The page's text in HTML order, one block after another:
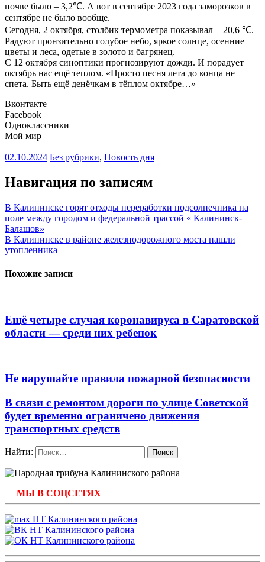
почве было – 3,2℃. А вот в сентябре 2023 года заморозков в
сентябре не было вообще.
Сегодня, 2 октября, столбик термометра показывал + 20,6 ℃.
Радуют пронзительно голубое небо, яркое солнце, осенние
цветы и леса, одетые в золото и багрянец.
С 12 октября синоптики прогнозируют дожди. И порадует
октябрь нас ещё теплом. «Просто песня лета до конца не
спета. Быть ещё денёчкам в тёплом октябре…»
Вконтакте
Facebook
Одноклассники
Мой мир
02.10.2024 Без рубрики, Новость дня
Навигация по записям
В Калининске горят отходы переработки подсолнечника на
поле между городом и федеральной трассой « Калининск-
Балашов»
В Калининске в районе железнодорожного моста нашли
утопленника
Похожие записи
Ещё четыре случая коронавируса в Саратовской
области — среди них ребенок
Не нарушайте правила пожарной безопасности
В связи с ремонтом дороги по улице Советской
будет временно ограничено движения
транспортных средств
Найти:
МЫ В СОЦСЕТЯХ